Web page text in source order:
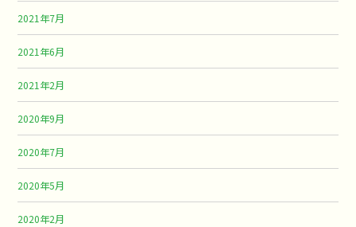
2021年7月
2021年6月
2021年2月
2020年9月
2020年7月
2020年5月
2020年2月